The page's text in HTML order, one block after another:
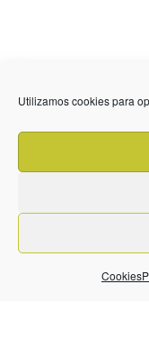
Utilizamos cookies para
Cookies
636
info @